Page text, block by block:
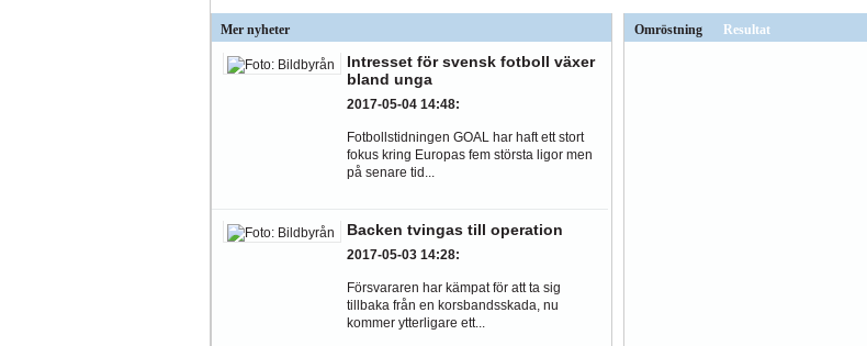
Mer nyheter
Intresset för svensk fotboll växer
bland unga
2017-05-04 14:48:
Fotbollstidningen GOAL har haft ett stort
fokus kring Europas fem största ligor men
på senare tid...
Backen tvingas till operation
2017-05-03 14:28:
Försvararen har kämpat för att ta sig
tillbaka från en korsbandsskada, nu
kommer ytterligare ett...
Omröstning Resultat